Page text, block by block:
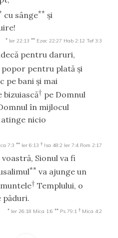
cu sânge** şi
* Ier 22:13 ** Ezec 22:27 Hab 2:12 Tef 3:3
pentru daruri,
popor pentru plată şi
pe bani şi mai
bizuiască† pe Domnul
în mijlocul
nicio
7:3 ** Ier 6:13 † Isa 48:2 Ier 7:4 Rom 2:17
Sionul va fi
** va ajunge un
† Templului, o
păduri.
* Ier 26:18 Mica 1:6 ** Ps 79:1 † Mica 4:2